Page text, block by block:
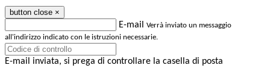
button close ×
E-mail Verrà inviato un messaggio
all'indirizzo indicato con le istruzioni necessarie.
E-mail inviata, si prega di controllare la casella di posta